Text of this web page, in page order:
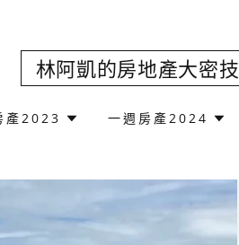
林阿凱的房地產大密技
產2023 一週房產2024